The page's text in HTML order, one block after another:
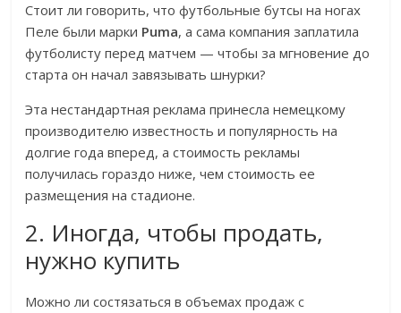
Стоит ли говорить, что футбольные бутсы на ногах
Пеле были марки Puma, а сама компания заплатила
футболисту перед матчем — чтобы за мгновение до
старта он начал завязывать шнурки?
Эта нестандартная реклама принесла немецкому
производителю известность и популярность на
долгие года вперед, а стоимость рекламы
получилась гораздо ниже, чем стоимость ее
размещения на стадионе.
2. Иногда, чтобы продать,
нужно купить
Можно ли состязаться в объемах продаж с